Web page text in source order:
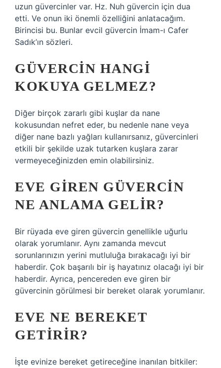
uzun güvercinler var. Hz. Nuh güvercin için dua
etti. Ve onun iki önemli özelliğini anlatacağım.
Birincisi bu. Bunlar evcil güvercin İmam-ı Cafer
Sadık’ın sözleri.
GÜVERCIN HANGI
KOKUYA GELMEZ?
Diğer birçok zararlı gibi kuşlar da nane
kokusundan nefret eder, bu nedenle nane veya
diğer nane bazlı yağları kullanırsanız, güvercinleri
etkili bir şekilde uzak tutarken kuşlara zarar
vermeyeceğinizden emin olabilirsiniz.
EVE GIREN GÜVERCIN
NE ANLAMA GELIR?
Bir rüyada eve giren güvercin genellikle uğurlu
olarak yorumlanır. Aynı zamanda mevcut
sorunlarınızın yerini mutluluğa bırakacağı iyi bir
haberdir. Çok başarılı bir iş hayatınız olacağı iyi bir
haberdir. Ayrıca, pencereden eve giren bir
güvercinin görülmesi bir bereket olarak yorumlanır.
EVE NE BEREKET
GETIRIR?
İşte evinize bereket getireceğine inanılan bitkiler: